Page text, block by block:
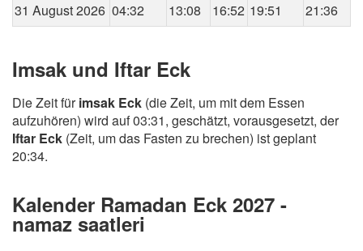
31 August 2026 04:32 13:08 16:52 19:51 21:36
Imsak und Iftar Eck
Die Zeit fürimsak Eck (die Zeit, um mit dem Essen
aufzuhören) wird auf 03:31, geschätzt, vorausgesetzt, der
Iftar Eck (Zeit, um das Fasten zu brechen) ist geplant
20:34.
Kalender Ramadan Eck 2027 -
namaz saatleri